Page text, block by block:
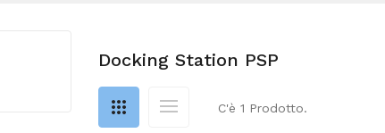
Docking Station PSP
C'è 1 Prodotto.